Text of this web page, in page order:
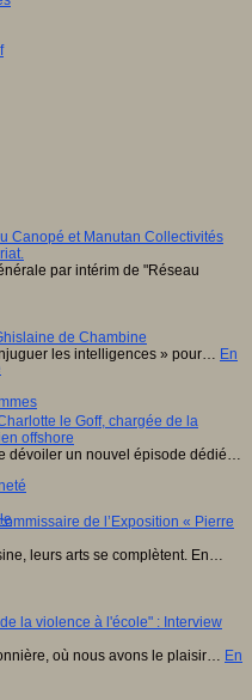
Canopé et Manutan Collectivités
par intérim de "Réseau
de Chambine
les intelligences » pour… En
le Goff, chargée de la
offshore
dévoiler un nouvel épisode dédié…
de l’Exposition « Pierre
leurs arts se complètent. En…
la violence à l'école" : Interview
où nous avons le plaisir… En